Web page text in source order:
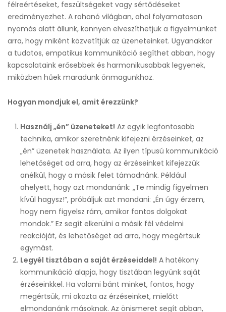
félreértéseket, feszültségeket vagy sértődéseket
eredményezhet. A rohanó világban, ahol folyamatosan
nyomás alatt állunk, könnyen elveszíthetjük a figyelmünket
arra, hogy miként közvetítjük az üzeneteinket. Ugyanakkor
a tudatos, empatikus kommunikáció segíthet abban, hogy
kapcsolataink erősebbek és harmonikusabbak legyenek,
miközben hűek maradunk önmagunkhoz.
Hogyan mondjuk el, amit érezzünk?
Használj „én” üzeneteket! Az egyik legfontosabb
technika, amikor szeretnénk kifejezni érzéseinket, az
„én” üzenetek használata. Az ilyen típusú kommunikáció
lehetőséget ad arra, hogy az érzéseinket kifejezzük
anélkül, hogy a másik felet támadnánk. Például
ahelyett, hogy azt mondanánk: „Te mindig figyelmen
kívül hagysz!”, próbáljuk azt mondani: „Én úgy érzem,
hogy nem figyelsz rám, amikor fontos dolgokat
mondok.” Ez segít elkerülni a másik fél védelmi
reakcióját, és lehetőséget ad arra, hogy megértsük
egymást.
Legyél tisztában a saját érzéseiddel! A hatékony
kommunikáció alapja, hogy tisztában legyünk saját
érzéseinkkel. Ha valami bánt minket, fontos, hogy
megértsük, mi okozta az érzéseinket, mielőtt
elmondanánk másoknak. Az önismeret segít abban,